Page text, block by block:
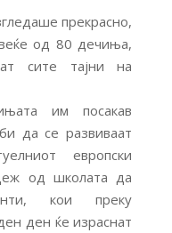
прекрасно,
од 80 дечиња,
сите тајни на
им посакав
да се развиваат
европски
од школата да
кои преку
ден ќе израснат